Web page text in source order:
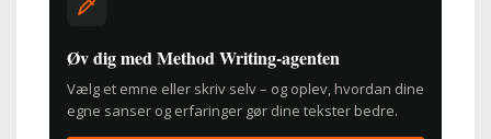
Øv dig med Method Writing-agenten
Vælg et emne eller skriv selv – og oplev, hvordan dine
egne sanser og erfaringer gør dine tekster bedre.